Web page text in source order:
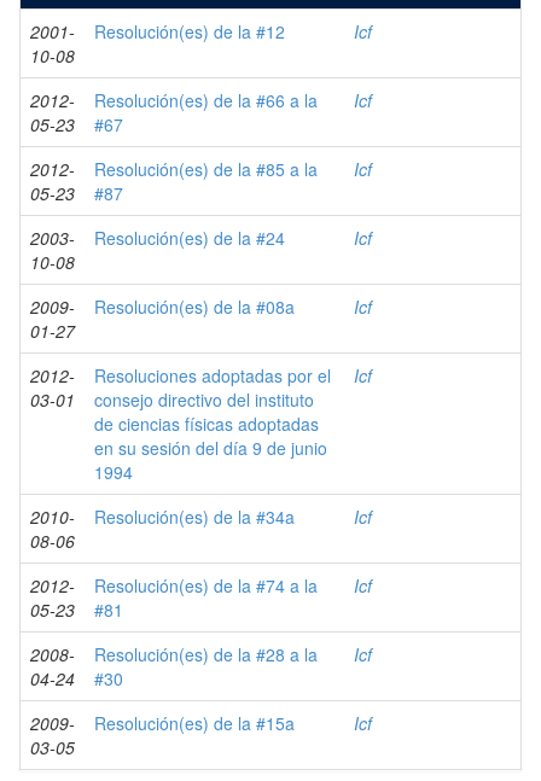
2001-
10-08
Resolución(es) de la #12 Icf
2012-
05-23
Resolución(es) de la #66 a la
#67
Icf
2012-
05-23
Resolución(es) de la #85 a la
#87
Icf
2003-
10-08
Resolución(es) de la #24 Icf
2009-
01-27
Resolución(es) de la #08a Icf
2012-
03-01
Resoluciones adoptadas por el
consejo directivo del instituto
de ciencias físicas adoptadas
en su sesión del día 9 de junio
1994
Icf
2010-
08-06
Resolución(es) de la #34a Icf
2012-
05-23
Resolución(es) de la #74 a la
#81
Icf
2008-
04-24
Resolución(es) de la #28 a la
#30
Icf
2009-
03-05
Resolución(es) de la #15a Icf